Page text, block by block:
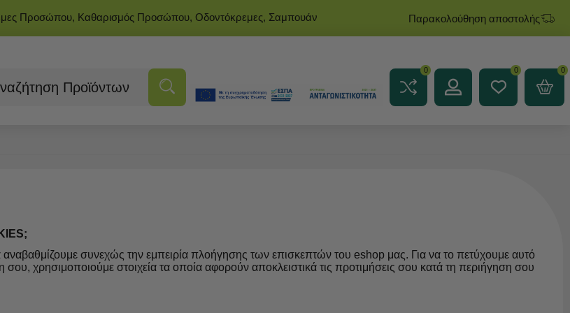
Προσώπου, Καθαρισμός Προσώπου, Οδοντόκρεμες, Σαμπουάν Παρακολούθηση αποστολής
0 0 0
αναβαθμίζουμε συνεχώς την εμπειρία πλοήγησης των επισκεπτών του eshop μας. Για να το πετύχουμε αυτό
σου, χρησιμοποιούμε στοιχεία τα οποία αφορούν αποκλειστικά τις προτιμήσεις σου κατά τη περιήγηση σου